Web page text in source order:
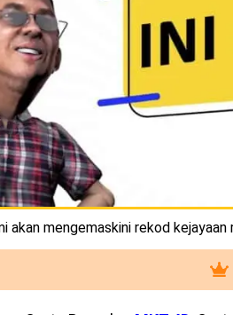
akan mengemaskini rekod